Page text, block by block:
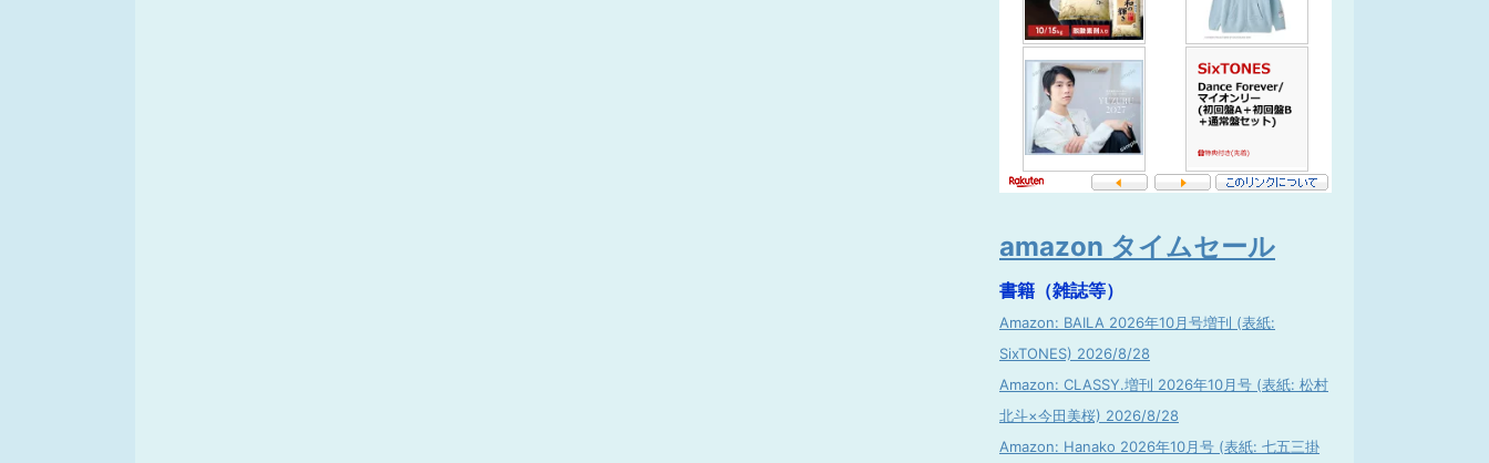
amazon タイムセール
書籍（雑誌等）
Amazon: BAILA 2026年10月号増刊 (表紙:
SixTONES) 2026/8/28
Amazon: CLASSY.増刊 2026年10月号 (表紙: 松村
北斗×今田美桜) 2026/8/28
Amazon: Hanako 2026年10月号 (表紙: 七五三掛